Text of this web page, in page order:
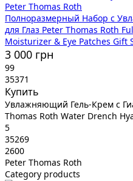
Peter Thomas Roth
Полноразмерный Набор с
для Глаз Peter Thomas Roth
Moisturizer & Eye Patches Gift
3 000 грн
99
35371
Купить
Увлажняющий Гель-Крем с
Thomas Roth Water Drench
5
35269
2600
Peter Thomas Roth
Category products